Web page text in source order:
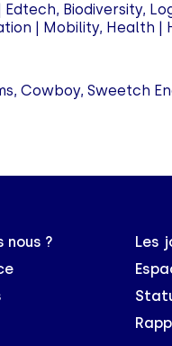
Biodiversity,
| Mobility, Health |
Cowboy, Sweetch
nous ?
Les